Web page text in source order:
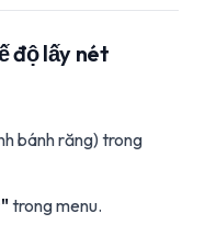
độ lấy nét
bánh răng) trong
trong menu.